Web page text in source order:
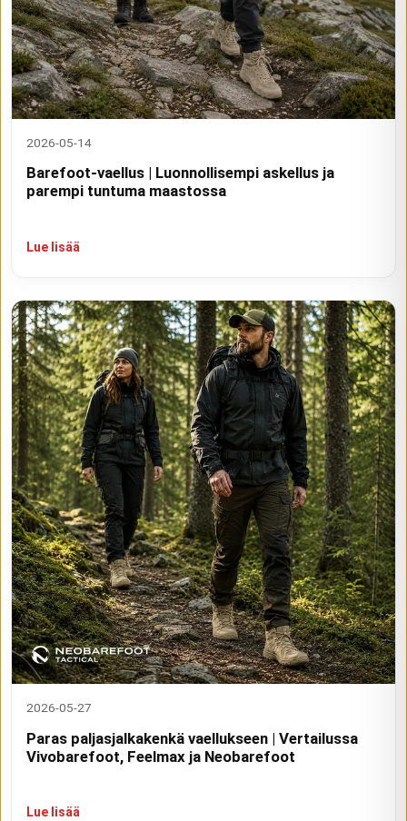
2026-05-14
Barefoot-vaellus | Luonnollisempi askellus ja
parempi tuntuma maastossa
Lue lisää
2026-05-27
Paras paljasjalkakenkä vaellukseen | Vertailussa
Vivobarefoot, Feelmax ja Neobarefoot
Lue lisää